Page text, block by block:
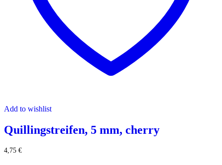
Add to wishlist
Quillingstreifen, 5 mm, cherry
4,75 €